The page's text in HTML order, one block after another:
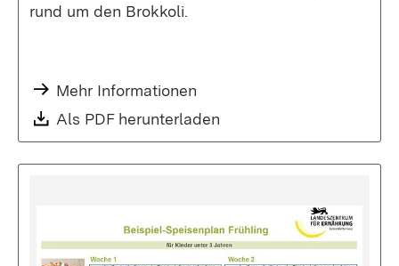
rund um den Brokkoli.
Mehr Informationen
Als PDF herunterladen